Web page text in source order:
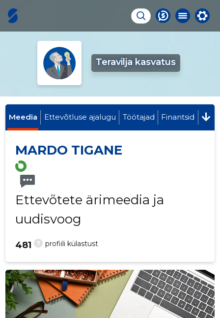
Teravilja kasvatus
Meedia Ettevõtluse ajalugu Töötajad Finantsid
MARDO TIGANE
Ettevõtete ärimeedia ja
uudisvoog
? profiili külastust
481